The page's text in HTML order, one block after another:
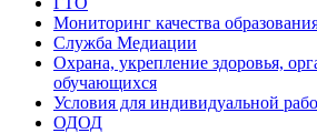
Мониторинг качества
Служба Медиации
Охрана, укрепление здоровья,
обучающихся
Условия для индивидуальной
ОДОД